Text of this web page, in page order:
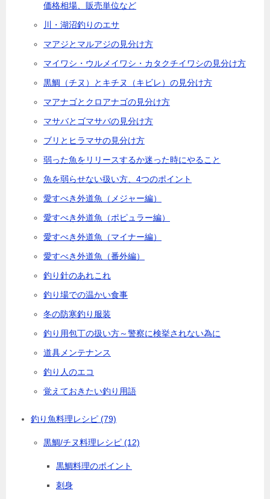
価格相場、販売単位など
川・湖沼釣りのエサ
マアジとマルアジの見分け方
マイワシ・ウルメイワシ・カタクチイワシの見分け方
黒鯛（チヌ）とキチヌ（キビレ）の見分け方
マアナゴとクロアナゴの見分け方
マサバとゴマサバの見分け方
ブリとヒラマサの見分け方
弱った魚をリリースするか迷った時にやること
魚を弱らせない扱い方、4つのポイント
愛すべき外道魚（メジャー編）
愛すべき外道魚（ポピュラー編）
愛すべき外道魚（マイナー編）
愛すべき外道魚（番外編）
釣り針のあれこれ
釣り場での温かい食事
冬の防寒釣り服装
釣り用包丁の扱い方～警察に検挙されない為に
道具メンテナンス
釣り人のエコ
覚えておきたい釣り用語
釣り魚料理レシピ (79)
黒鯛/チヌ料理レシピ (12)
黒鯛料理のポイント
刺身